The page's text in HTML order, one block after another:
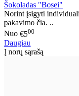
Šokoladas "Bosei"
Norint įsigyti
pakavimo čia. ..
Nuo €500
Daugiau
Į norų sąrašą